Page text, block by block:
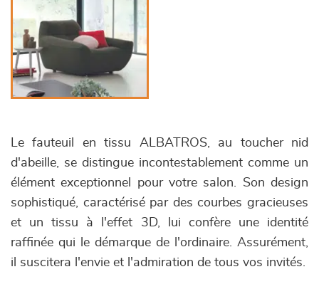
Le fauteuil en tissu ALBATROS, au toucher nid
d'abeille, se distingue incontestablement comme un
élément exceptionnel pour votre salon. Son design
sophistiqué, caractérisé par des courbes gracieuses
et un tissu à l'effet 3D, lui confère une identité
raffinée qui le démarque de l'ordinaire. Assurément,
il suscitera l'envie et l'admiration de tous vos invités.